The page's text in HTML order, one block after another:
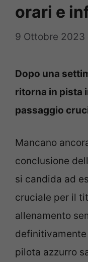
orari e
9 Ottobre 2023
Dopo una
ritorna in pista
passaggio
Mancano
conclusione
si candida ad
cruciale per il
allenamento
definitivamente
pilota azzurro